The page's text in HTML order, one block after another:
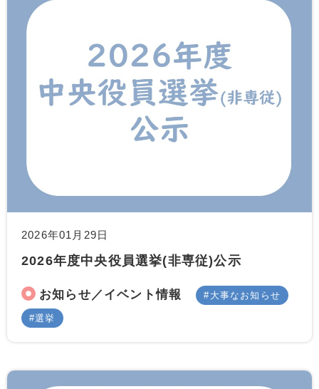
2026年01月29日
2026年度中央役員選挙(非専従)公示
お知らせ／イベント情報 大事なお知らせ
選挙